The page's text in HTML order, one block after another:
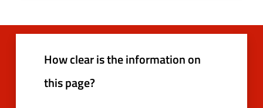
How clear is the information on
this page?